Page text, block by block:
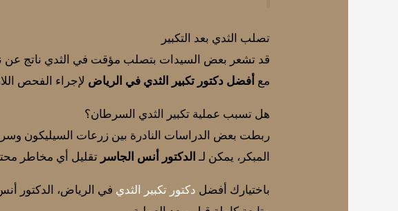
تصلب الثدي بعد التكبير
قد تشعر بعض السيدات بتصلب مؤقت في الثدي ناتج عن
مع أفضل دكتور تكبير الثدي في الرياض لإجراء الفحص
هل تسبب عملية تكبير الثدي السرطان؟
ربطت بعض الدراسات النادرة بين زرعات السيليكون
المبكر، يمكن لـ الدكتور أنس الجاسر تقليل أي مخاطر
باختيارك أفضل دكتور تكبير الثدي في الرياض، الدكتور